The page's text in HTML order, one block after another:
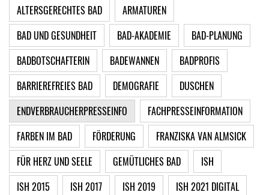
ALTERSGERECHTES BAD
ARMATUREN
BAD UND GESUNDHEIT
BAD-AKADEMIE
BAD-PLANUNG
BADBOTSCHAFTERIN
BADEWANNEN
BADPROFIS
BARRIEREFREIES BAD
DEMOGRAFIE
DUSCHEN
ENDVERBRAUCHERPRESSEINFO
FACHPRESSEINFORMATION
FARBEN IM BAD
FÖRDERUNG
FRANZISKA VAN ALMSICK
FÜR HERZ UND SEELE
GEMÜTLICHES BAD
ISH
ISH 2015
ISH 2017 ISH 2019
ISH 2021 DIGITAL